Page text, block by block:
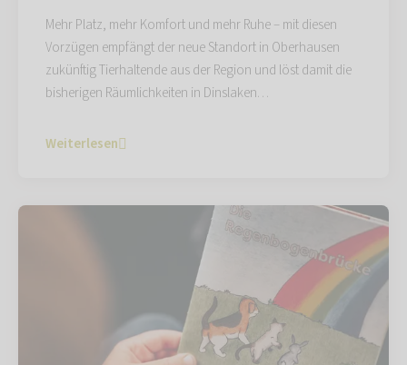
Mehr Platz, mehr Komfort und mehr Ruhe – mit diesen
Vorzügen empfängt der neue Standort in Oberhausen
zukünftig Tierhaltende aus der Region und löst damit die
bisherigen Räumlichkeiten in Dinslaken…
Weiterlesen